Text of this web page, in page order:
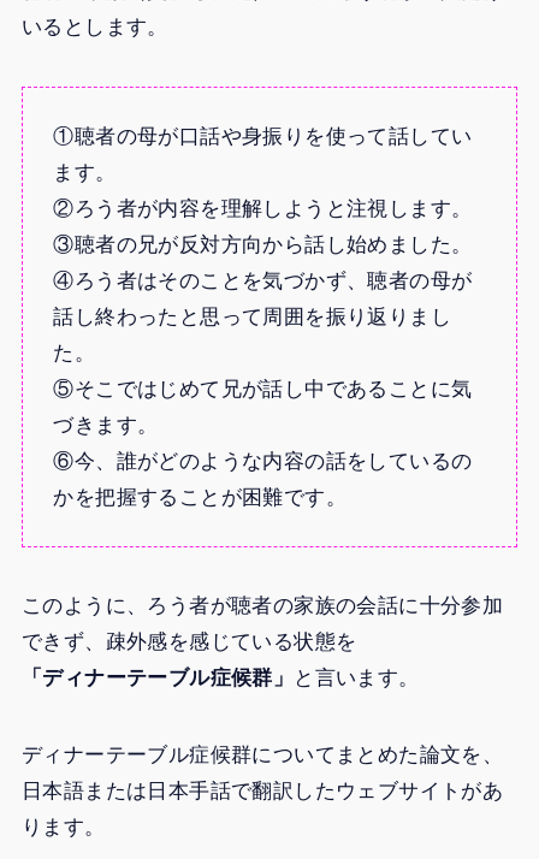
いるとします。
①聴者の母が口話や身振りを使って話してい
ます。
②ろう者が内容を理解しようと注視します。
③聴者の兄が反対方向から話し始めました。
④ろう者はそのことを気づかず、聴者の母が
話し終わったと思って周囲を振り返りまし
た。
⑤そこではじめて兄が話し中であることに気
づきます。
⑥今、誰がどのような内容の話をしているの
かを把握することが困難です。
このように、ろう者が聴者の家族の会話に十分参加
できず、疎外感を感じている状態を
「ディナーテーブル症候群」
と言います。
ディナーテーブル症候群についてまとめた論文を、
日本語または日本手話で翻訳したウェブサイトがあ
ります。